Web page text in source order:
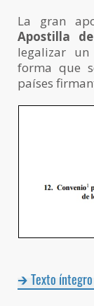
La gran
Apostilla
legalizar
forma que
países
Texto